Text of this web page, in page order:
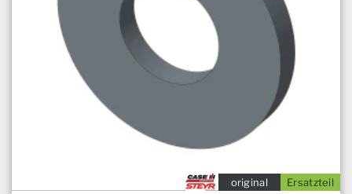
Ersatzteil
original